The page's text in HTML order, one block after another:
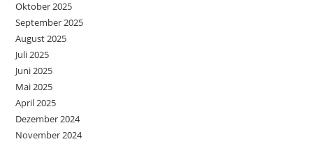
Oktober 2025
September 2025
August 2025
Juli 2025
Juni 2025
Mai 2025
April 2025
Dezember 2024
November 2024